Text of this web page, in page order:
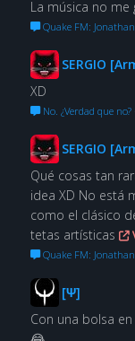
La música no me
Quake FM:
SERGIO
XD
No. ¿Verdad que no?·
SERGIO
Qué cosas tan
idea XD No está
como el clásico
tetas artísticas
Quake FM:
[Ψ]
Con una bolsa